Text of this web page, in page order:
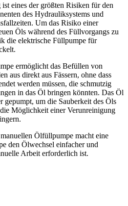
eines der größten Risiken für den
des Hydrauliksystems und
Um das Risiko einer
Öls während des Füllvorgangs zu
die elektrische Füllpumpe für
ermöglicht das Befüllen von
aus direkt aus Fässern, ohne dass
werden müssen, die schmutzig
in das Öl bringen könnten. Das Öl
gepumpt, um die Sauberkeit des Öls
Möglichkeit einer Verunreinigung
Ölfüllpumpe macht eine
den Ölwechsel einfacher und
Arbeit erforderlich ist.